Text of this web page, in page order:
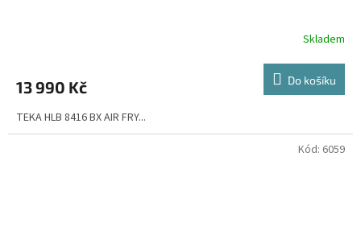
R
M
A
je
z
5
Skladem
13 990 Kč Do košíku
TEKA HLB 8416 BX AIR FRY...
Kód: 6059